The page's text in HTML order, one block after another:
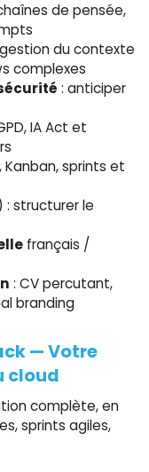
de pensée,
du contexte
complexes
: anticiper
IA Act et
Kanban, sprints et
: structurer le
français /
: CV percutant,
branding
— Votre
cloud
complète, en
sprints agiles,